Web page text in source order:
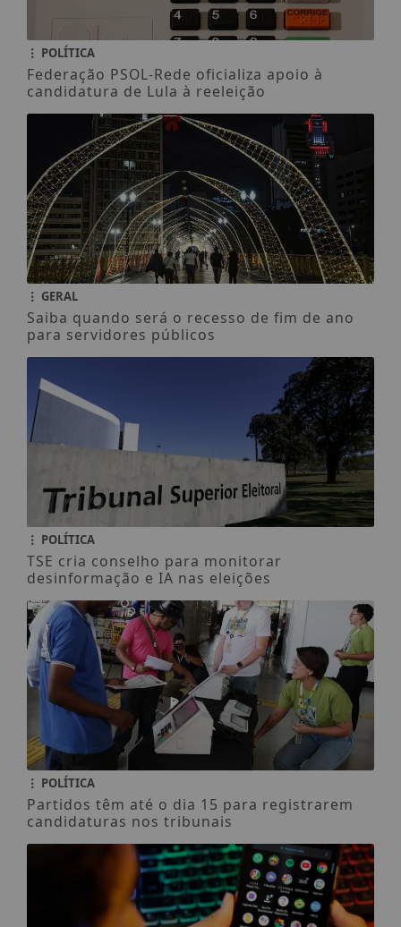
POLÍTICA
Federação PSOL-Rede oficializa apoio à
candidatura de Lula à reeleição
GERAL
Saiba quando será o recesso de fim de ano
para servidores públicos
POLÍTICA
TSE cria conselho para monitorar
desinformação e IA nas eleições
POLÍTICA
Partidos têm até o dia 15 para registrarem
candidaturas nos tribunais